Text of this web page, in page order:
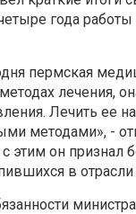
года
пермская
лечения,
Лечить ее
методами», -
этим он признал
в